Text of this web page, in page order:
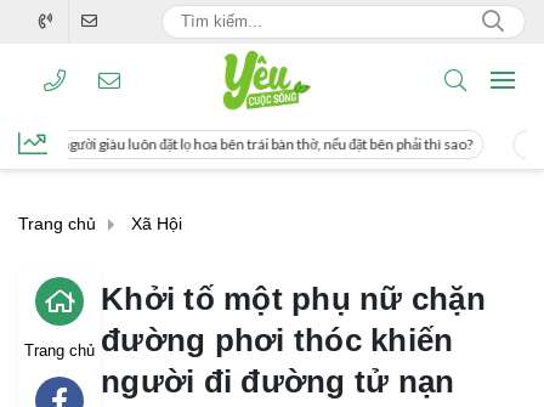
đặt lọ hoa bên trái bàn thờ, nếu đặt bên phải thì sao? Cách uống nước
Trang chủ Xã Hội
Trang chủ
Khởi tố một phụ nữ chặn
đường phơi thóc khiến
người đi đường tử nạn